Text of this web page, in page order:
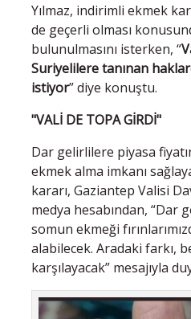
Yılmaz, indirimli ekmek
de geçerli olması
bulunulmasını isterken, “
Suriyelilere tanınan
istiyor” diye konuştu.
"VALİ DE TOPA GİRDİ"
Dar gelirlilere piyasa
ekmek alma imkanı
kararı, Gaziantep Valisi
medya hesabından, “Dar
somun ekmeği
alabilecek. Aradaki farkı,
karşılayacak” mesajıyla